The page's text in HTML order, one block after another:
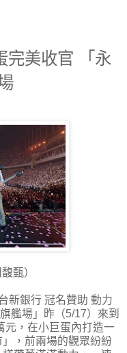
完美收官 「永
甄）
新銀行 冠名贊助 動力
艦場」昨（5/17）來到
元，在小巨蛋內打造一
，前兩場的觀眾紛紛